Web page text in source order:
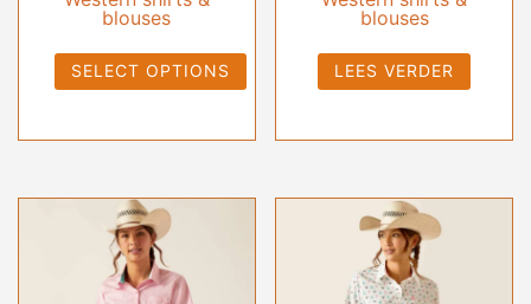
blouses
SELECT OPTIONS
blouses
LEES VERDER